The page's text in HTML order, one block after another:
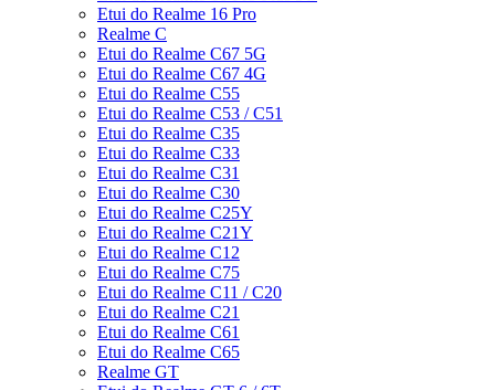
Etui do Realme 16 Pro
Realme C
Etui do Realme C67 5G
Etui do Realme C67 4G
Etui do Realme C55
Etui do Realme C53 / C51
Etui do Realme C35
Etui do Realme C33
Etui do Realme C31
Etui do Realme C30
Etui do Realme C25Y
Etui do Realme C21Y
Etui do Realme C12
Etui do Realme C75
Etui do Realme C11 / C20
Etui do Realme C21
Etui do Realme C61
Etui do Realme C65
Realme GT